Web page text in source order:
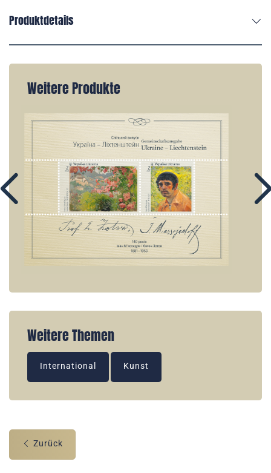
Produktdetails
Weitere Produkte
Weitere Themen
International Kunst
Zurück